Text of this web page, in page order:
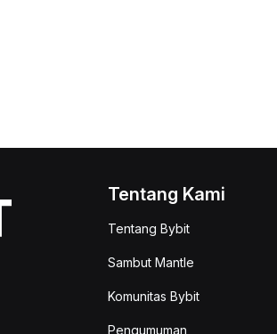
Tentang Kami
Tentang Bybit
Sambut Mantle
Komunitas Bybit
Pengumuman